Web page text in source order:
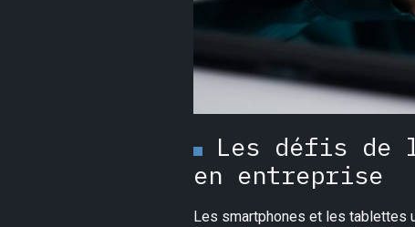
Les défis de
en entreprise
Les smartphones et les tablettes